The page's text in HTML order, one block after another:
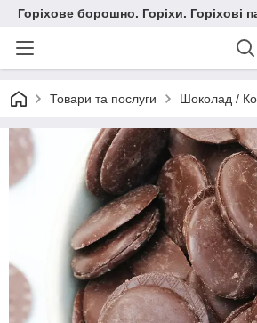
Горіхове борошно. Горіхи. Горіхові
Товари та послуги Шоколад /